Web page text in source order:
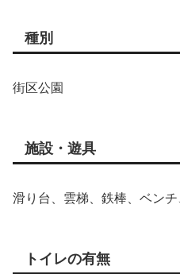
種別
街区公園
施設・遊具
滑り台、雲梯、鉄棒、ベンチ
トイレの有無